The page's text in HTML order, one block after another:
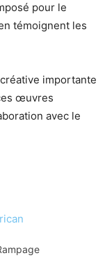
pour le
témoignent les
importante
œuvres
avec le